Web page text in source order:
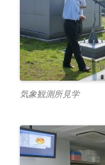
気象観測所見学